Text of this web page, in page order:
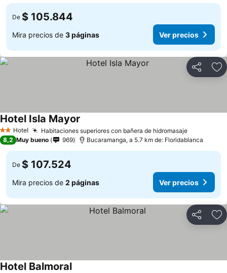
De $ 105.844
Mira precios de 3 páginas Ver precios
Compartir
2 Estrellas
Hotel Habitaciones superiores con bañera de hidromasaje
Hotel Isla Mayor
8,2 Muy bueno 969 Bucaramanga, a 5.7 km de: Floridablanca
De $ 107.524
Mira precios de 2 páginas Ver precios
Compartir
Hotel Balmoral